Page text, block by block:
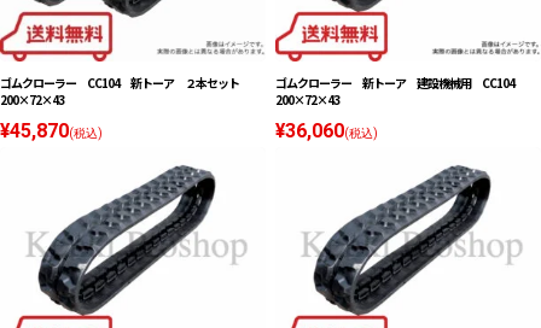
ゴムクローラー CC104 新トーア ２本セット
200×72×43
¥45,870(税込)
ゴムクローラー 新トーア 建設機械用 CC104
200×72×43
¥36,060(税込)